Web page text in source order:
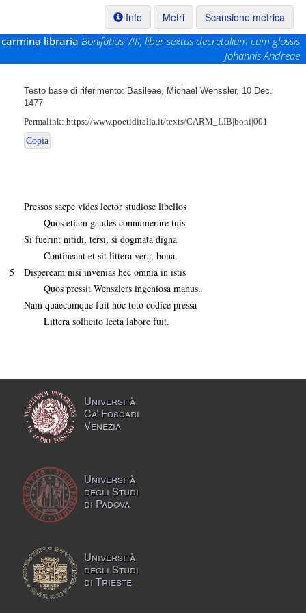
Info Metri
Scansione metrica
carmina libraria Bonifatius VIII, liber sextus decretalium cum glossis
Johannis Andreae
Testo base di riferimento: Basileae, Michael Wenssler, 10 Dec.
1477
Permalink: https://www.poetiditalia.it/texts/CARM_LIB|boni|001
Copia
Pressos saepe vides lector studiose libellos
Quos etiam gaudes connumerare tuis
Si fuerint nitidi, tersi, si dogmata digna
Contineant et sit littera vera, bona.
5
Dispeream nisi invenias hec omnia in istis
Quos pressit Wenszlers ingeniosa manus.
Nam quaecumque fuit hoc toto codice pressa
Littera sollicito lecta labore fuit.
Università
Ca’ Foscari
Venezia
Università
degli Studi
di Padova
Università
degli Studi
di Trieste